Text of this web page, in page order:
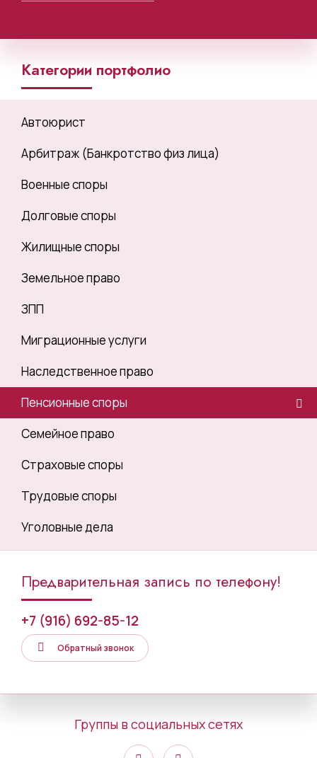
Категории портфолио
Автоюрист
Арбитраж (Банкротство физ лица)
Военные споры
Долговые споры
Жилищные споры
Земельное право
ЗПП
Миграционные услуги
Наследственное право
Пенсионные споры
Семейное право
Страховые споры
Трудовые споры
Уголовные дела
Предварительная запись по телефону!
+7 (916) 692-85-12
Обратный звонок
Группы в социальных сетях